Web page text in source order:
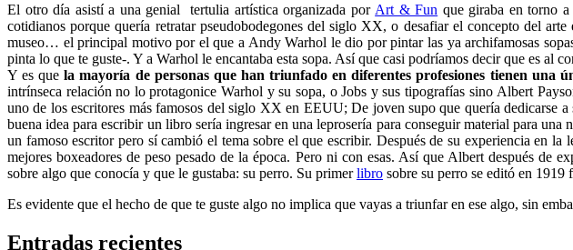
El otro día asistí a una genial tertulia artística organizada por Art & Fun que giraba en torno a
cotidianos porque quería retratar pseudobodegones del siglo XX, o desafiar el concepto del
museo… el principal motivo por el que a Andy Warhol le dio por pintar las ya archifamosas
pinta lo que te guste-. Y a Warhol le encantaba esta sopa. Así que casi podríamos decir que es al
Y es quela mayoría de personas que han triunfado en diferentes profesiones tienen una
intrínseca relación no lo protagonice Warhol y su sopa, o Jobs y sus tipografías sino Albert
uno de los escritores más famosos del siglo XX en EEUU; De joven supo que quería dedicarse
buena idea para escribir un libro sería ingresar en una leprosería para conseguir material para
un famoso escritor pero sí cambió el tema sobre el que escribir. Después de su experiencia en
mejores boxeadores de peso pesado de la época. Pero ni con esas. Así que Albert después de
sobre algo que conocía y que le gustaba: su perro. Su primer libro sobre su perro se editó en 1919
Es evidente que el hecho de que te guste algo no implica que vayas a triunfar en ese algo, sin
Entradas recientes